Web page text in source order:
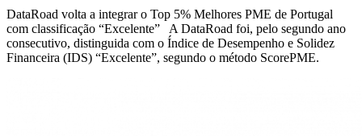
DataRoad volta a integrar o Top 5% Melhores PME de Portugal
com classificação “Excelente” A DataRoad foi, pelo segundo ano
consecutivo, distinguida com o Índice de Desempenho e Solidez
Financeira (IDS) “Excelente”, segundo o método ScorePME.